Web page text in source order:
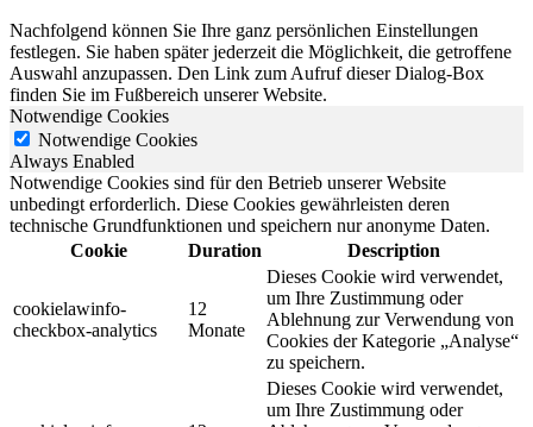
Nachfolgend können Sie Ihre ganz persönlichen Einstellungen
festlegen. Sie haben später jederzeit die Möglichkeit, die getroffene
Auswahl anzupassen. Den Link zum Aufruf dieser Dialog-Box
finden Sie im Fußbereich unserer Website.
Notwendige Cookies
Notwendige Cookies
Always Enabled
Notwendige Cookies sind für den Betrieb unserer Website
unbedingt erforderlich. Diese Cookies gewährleisten deren
technische Grundfunktionen und speichern nur anonyme Daten.
Cookie
Duration Description
cookielawinfo-
checkbox-analytics
12
Monate
Dieses Cookie wird verwendet,
um Ihre Zustimmung oder
Ablehnung zur Verwendung von
Cookies der Kategorie „Analyse“
zu speichern.
Dieses Cookie wird verwendet,
um Ihre Zustimmung oder